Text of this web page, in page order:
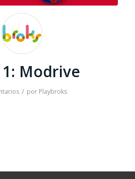
Modrive
/ por Playbroks